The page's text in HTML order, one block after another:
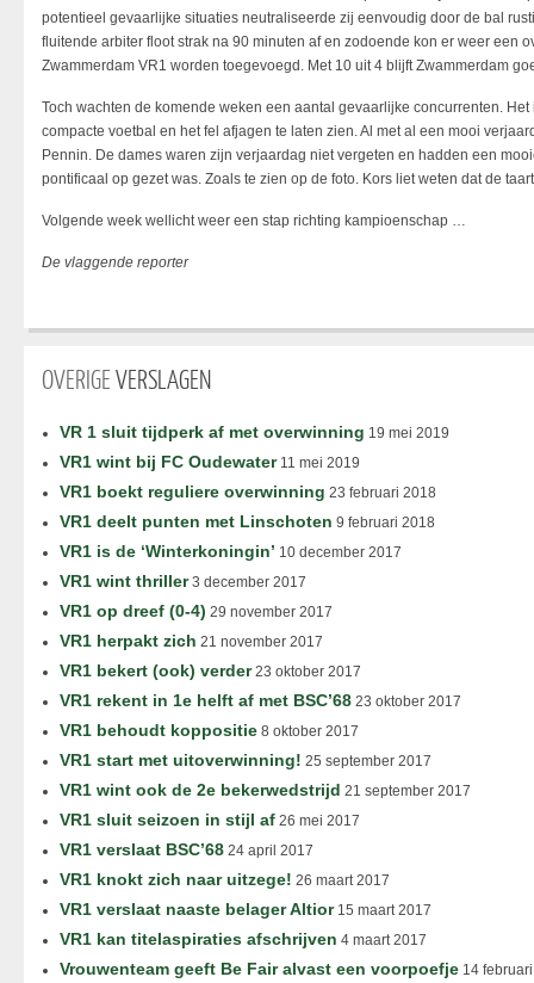
potentieel gevaarlijke situaties neutraliseerde zij eenvoudig door de bal
fluitende arbiter floot strak na 90 minuten af en zodoende kon er weer een
Zwammerdam VR1 worden toegevoegd. Met 10 uit 4 blijft Zwammerdam
Toch wachten de komende weken een aantal gevaarlijke concurrenten.
compacte voetbal en het fel afjagen te laten zien. Al met al een mooi
Pennin. De dames waren zijn verjaardag niet vergeten en hadden een
pontificaal op gezet was. Zoals te zien op de foto. Kors liet weten dat de
Volgende week wellicht weer een stap richting kampioenschap …
De vlaggende reporter
OVERIGEVERSLAGEN
VR 1 sluit tijdperk af met overwinning 19 mei 2019
VR1 wint bij FC Oudewater11 mei 2019
VR1 boekt reguliere overwinning 23 februari 2018
VR1 deelt punten met Linschoten 9 februari 2018
VR1 is de ‘Winterkoningin’ 10 december 2017
VR1 wint thriller3 december 2017
VR1 op dreef (0-4) 29 november 2017
VR1 herpakt zich 21 november 2017
VR1 bekert (ook) verder23 oktober 2017
VR1 rekent in 1e helft af met BSC’68 23 oktober 2017
VR1 behoudt koppositie 8 oktober 2017
VR1 start met uitoverwinning! 25 september 2017
VR1 wint ook de 2e bekerwedstrijd 21 september 2017
VR1 sluit seizoen in stijl af 26 mei 2017
VR1 verslaat BSC’68 24 april 2017
VR1 knokt zich naar uitzege! 26 maart 2017
VR1 verslaat naaste belager Altior15 maart 2017
VR1 kan titelaspiraties afschrijven 4 maart 2017
Vrouwenteam geeft Be Fair alvast een voorpoefje 14